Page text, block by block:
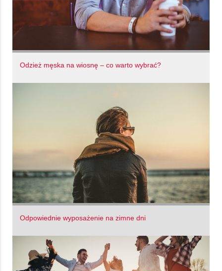
Odzież męska na wiosnę – co warto wybrać?
Odpowiednie wyposażenie na zimne dni